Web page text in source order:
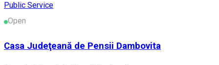
Public Service
Open
Casa Judeţeană de Pensii Dambovita